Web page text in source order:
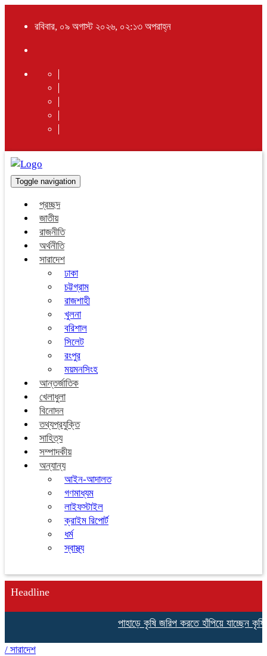
রবিবার, ০৯ অগাস্ট ২০২৬, ০২:১৩ অপরাহ্ন
Toggle navigation
প্রচ্ছদ
জাতীয়
রাজনীতি
অর্থনীতি
সারাদেশ
ঢাকা
চট্টগ্রাম
রাজশাহী
খুলনা
বরিশাল
সিলেট
রংপুর
ময়মনসিংহ
আন্তর্জাতিক
খেলাধুলা
বিনোদন
তথ্যপ্রযুক্তি
সাহিত্য
সম্পাদকীয়
অন্যান্য
আইন-আদালত
গণমাধ্যম
লাইফস্টাইল
ক্রাইম রিপোর্ট
ধর্ম
স্বাস্থ্য
Headline
পাহাড়ে কৃষি জরিপ করতে হাঁপিয়ে যাচ্ছেন
/ সারাদেশ